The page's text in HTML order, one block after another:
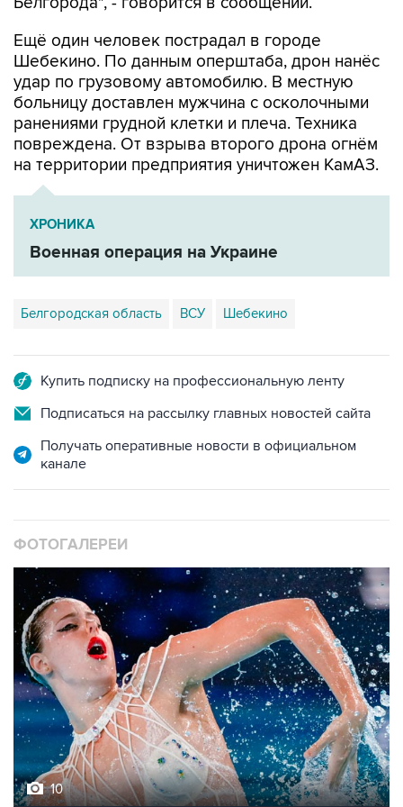
удар по грузовому автомобилю. В местную
больницу доставлен мужчина с осколочными
ранениями грудной клетки и плеча. Техника
повреждена. От взрыва второго дрона огнём
на территории предприятия уничтожен КамАЗ.
ХРОНИКА
Военная операция на Украине
Белгородская область ВСУ Шебекино
Подписаться на рассылку главных новостей сайта
Получать оперативные новости в официальном
канале
10
Фотохроника 5 августа